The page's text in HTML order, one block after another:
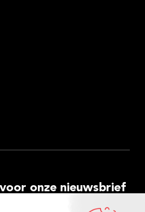
onze nieuwsbrief